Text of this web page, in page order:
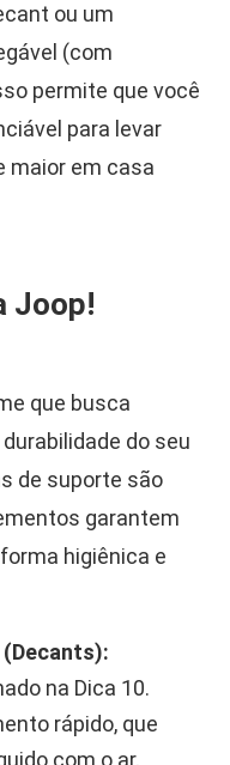
ou um
(com
permite que você
para levar
maior em casa
Joop!
que busca
do seu
de suporte são
garantem
higiênica e
na Dica 10.
rápido, que